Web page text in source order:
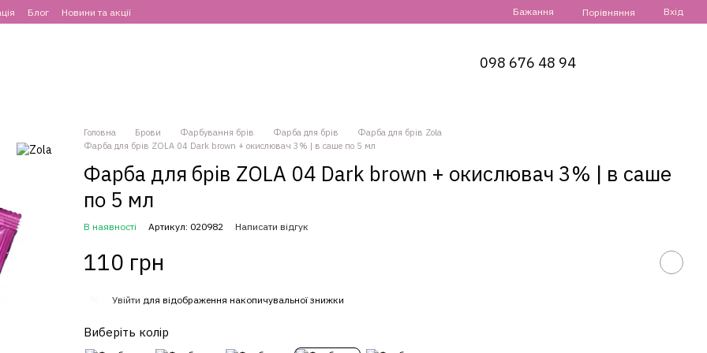
Блог Новини та акції Бажання Порівняння Вхід
098 676 48 94
Головна Брови Фарбування брів Фарба для брів
Фарба для брів Zola
Фарба для брів ZOLA 04 Dark brown + окислювач 3% | в саше по 5 мл
Фарба для брів ZOLA 04 Dark brown + окислювач 3% | в саше
по 5 мл
В наявності Артикул: 020982 Написати відгук
110 грн
Увійти для відображення накопичувальної знижки
Виберіть колір